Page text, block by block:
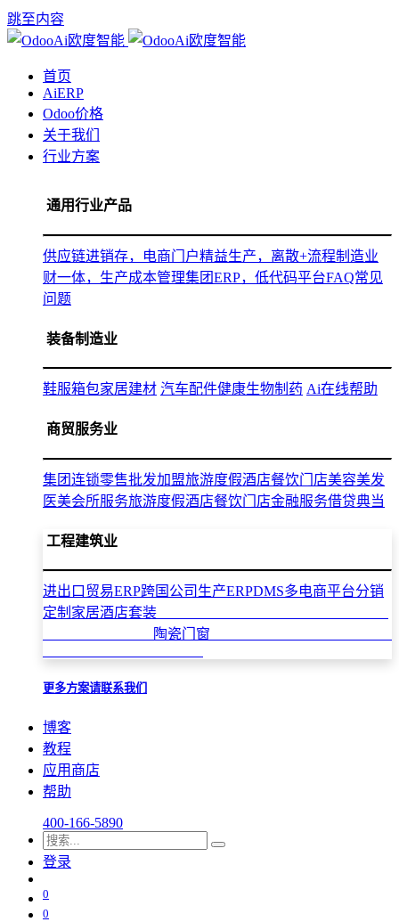
跳至内容
首页
AiERP
Odoo价格
关于我们
行业方案
通用行业产品
供应链进销存，电商门户精益生产，离散+流程制造业
财一体，生产成本管理集团ERP，低代码平台FAQ常见
问题
装备制造业
鞋服箱包家居建材 汽车配件健康生物制药 Ai在线帮助
商贸服务业
集团连锁零售批发加盟旅游度假酒店餐饮门店美容美发
医美会所服务旅游度假酒店餐饮门店金融服务借贷典当
工程建筑业
进出口贸易ERP跨国公司生产ERPDMS多电商平台分销
定制家居酒店套装
陶瓷门窗
更多方案请联系我们
博客
教程
应用商店
帮助
400-166-5890
登录
0
0